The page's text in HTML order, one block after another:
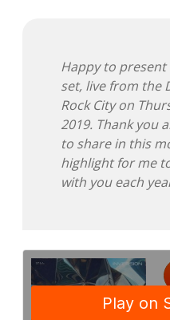
Happy to present
set, live from the
Rock City on
2019. Thank you
to share in this
highlight for me
with you each